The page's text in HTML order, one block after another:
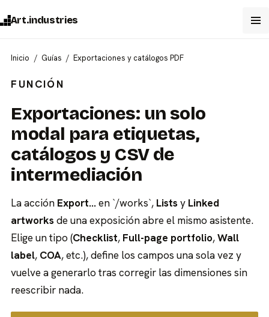
Art.industries
Inicio Guías Exportaciones y catálogos PDF
FUNCIÓN
Exportaciones: un solo
modal para etiquetas,
catálogos y CSV de
intermediación
La acción Export…en `/works`, Lists y Linked
artworks de una exposición abre el mismo asistente.
Elige un tipo (Checklist, Full-page portfolio,Wall
label, COA, etc.), define los campos una sola vez y
vuelve a generarlo tras corregir las dimensiones sin
reescribir nada.